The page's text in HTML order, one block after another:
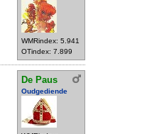
WMRindex: 5.941
OTindex: 7.899
De Paus
Oudgediende